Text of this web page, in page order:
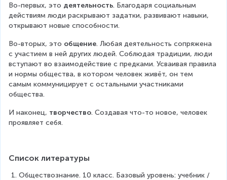
Во-первых, это деятельность. Благодаря социальным
действиям люди раскрывают задатки, развивают навыки,
открывают новые способности.
Во-вторых, это общение. Любая деятельность сопряжена
с участием в ней других людей. Соблюдая традиции, люди
вступают во взаимодействие с предками. Усваивая правила
и нормы общества, в котором человек живёт, он тем
самым коммуницирует с остальными участниками
общества.
И наконец, творчество. Создавая что-то новое, человек
проявляет себя.
Список литературы
Обществознание. 10 класс. Базовый уровень: учебник /